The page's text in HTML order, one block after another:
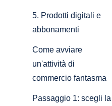
5. Prodotti digitali e
abbonamenti
Come avviare
un'attività di
commercio fantasma
Passaggio 1: scegli la